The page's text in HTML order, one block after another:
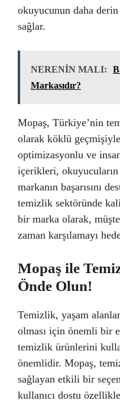
okuyucunun daha derin
sağlar.
NERENİN MALI:
Markasıdır?
Mopaş, Türkiye’nin
olarak köklü
optimizasyonlu ve
içerikleri,
markanın başarısını
temizlik sektöründe
bir marka olarak,
zaman karşılamayı
Mopaş ile
Önde Olun!
Temizlik, yaşam
olması için önemli bir
temizlik ürünlerini
önemlidir. Mopaş,
sağlayan etkili bir
kullanıcı dostu